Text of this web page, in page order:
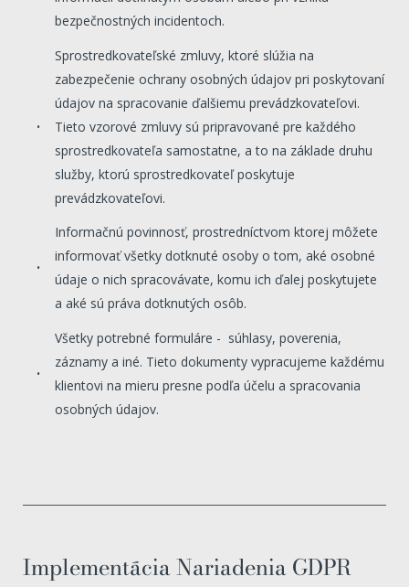
bezpečnostných incidentoch.
Sprostredkovateľské zmluvy, ktoré slúžia na
zabezpečenie ochrany osobných údajov pri poskytovaní
údajov na spracovanie ďalšiemu prevádzkovateľovi.
Tieto vzorové zmluvy sú pripravované pre každého
sprostredkovateľa samostatne, a to na základe druhu
služby, ktorú sprostredkovateľ poskytuje
prevádzkovateľovi.
Informačnú povinnosť, prostredníctvom ktorej môžete
informovať všetky dotknuté osoby o tom, aké osobné
údaje o nich spracovávate, komu ich ďalej poskytujete
a aké sú práva dotknutých osôb.
Všetky potrebné formuláre - súhlasy, poverenia,
záznamy a iné. Tieto dokumenty vypracujeme každému
klientovi na mieru presne podľa účelu a spracovania
osobných údajov.
Implementácia Nariadenia GDPR